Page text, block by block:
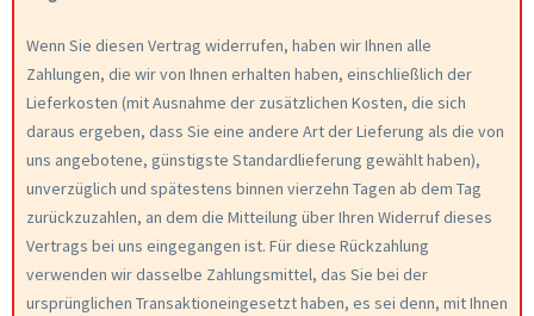
Wenn Sie diesen Vertrag widerrufen, haben wir Ihnen alle
Zahlungen, die wir von Ihnen erhalten haben, einschließlich der
Lieferkosten (mit Ausnahme der zusätzlichen Kosten, die sich
daraus ergeben, dass Sie eine andere Art der Lieferung als die von
uns angebotene, günstigste Standardlieferung gewählt haben),
unverzüglich und spätestens binnen vierzehn Tagen ab dem Tag
zurückzuzahlen, an dem die Mitteilung über Ihren Widerruf dieses
Vertrags bei uns eingegangen ist. Für diese Rückzahlung
verwenden wir dasselbe Zahlungsmittel, das Sie bei der
ursprünglichen Transaktioneingesetzt haben, es sei denn, mit Ihnen